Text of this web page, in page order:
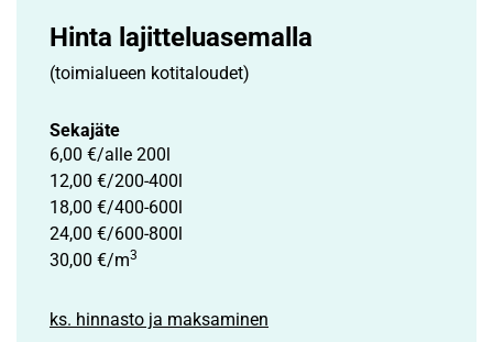
Hinta lajittelu­asemalla
(toimialueen kotitaloudet)
Sekajäte
6,00 €/alle 200l
12,00 €/200-400l
18,00 €/400-600l
24,00 €/600-800l
30,00 €/m3
ks. hinnasto ja maksaminen